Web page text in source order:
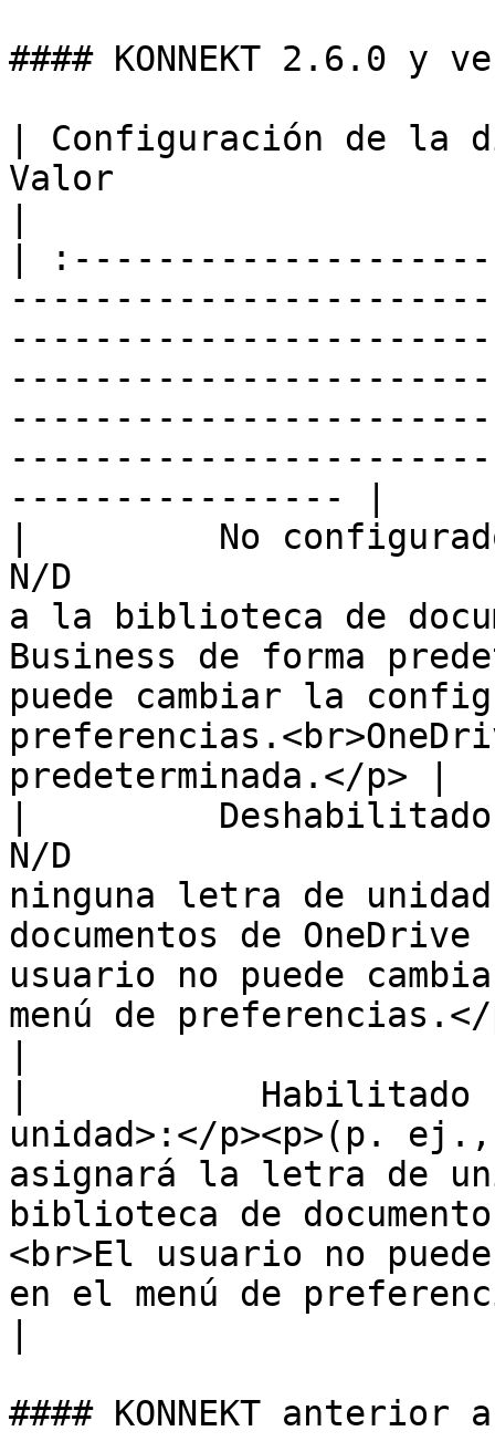
#### KONNEKT 2.6.0 y
| Configuración de la
Valor
|
---------------- |
|         No
N/D                       |
a la biblioteca de
Business de forma
puede cambiar la
predeterminada.</p> |
|
N/D                       |
ninguna letra de
documentos de
usuario no puede
menú de preferencias.</
|           Habilitado
unidad>:</p><p>(p. ej.,
asignará la letra de
biblioteca de
<br>El usuario no
en el menú de
#### KONNEKT anterior